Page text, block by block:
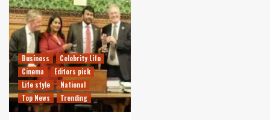
Business
Celebrity Life
Cinema
Editors pick
Life style
National
Top News
Trending